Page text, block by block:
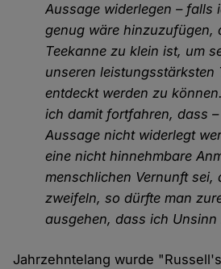
Aussage widerlegen – falls
genug wäre hinzuzufügen,
Teekanne zu klein ist, um
unseren leistungsstärksten
entdeckt werden zu
ich damit fortfahren, dass
Aussage nicht widerlegt
eine nicht hinnehmbare
menschlichen Vernunft sei,
zweifeln, so dürfte man
ausgehen, dass ich Unsinn
Jahrzehntelang wurde